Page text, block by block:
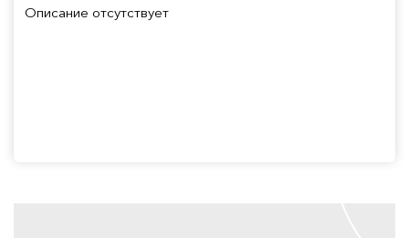
Описание отсутствует